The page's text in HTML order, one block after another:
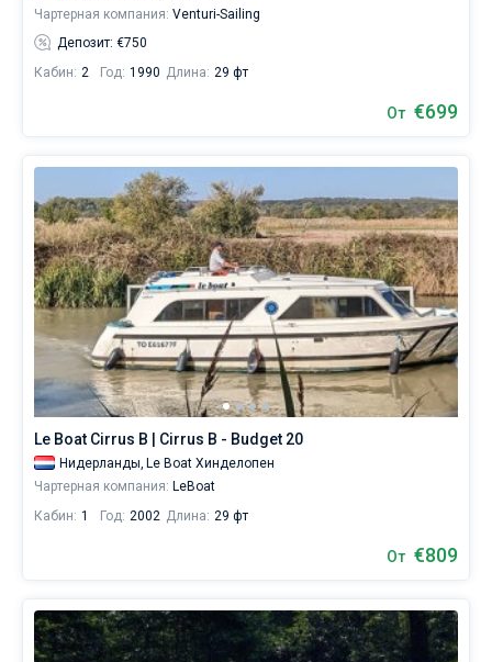
Чартерная компания: Venturi-Sailing
Депозит: €750
Кабин: 2 Год: 1990 Длина: 29 фт
От €699
Le Boat Cirrus B | Cirrus B - Budget 20
Нидерланды, Le Boat Хинделопен
Чартерная компания: LeBoat
Кабин: 1 Год: 2002 Длина: 29 фт
От €809